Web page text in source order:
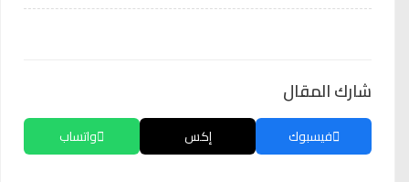
شارك المقال
فيسبوك إكس واتساب